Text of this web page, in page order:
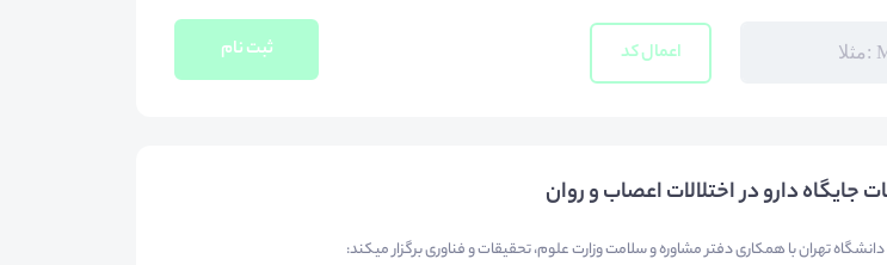
اعمال کد ثبت نام
جایگاه دارو در اختلالات اعصاب و روان
تهران با همکاری دفتر مشاوره و سلامت وزارت علوم، تحقیقات و فناوری برگزار میکند: